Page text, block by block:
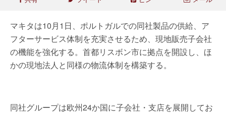
マキタは10月1日、ポルトガルでの同社製品の供給、ア
フターサービス体制を充実させるため、現地販売子会社
の機能を強化する。首都リスボン市に拠点を開設し、ほ
かの現地法人と同様の物流体制を構築する。
同社グループは欧州24か国に子会社・支店を展開してお